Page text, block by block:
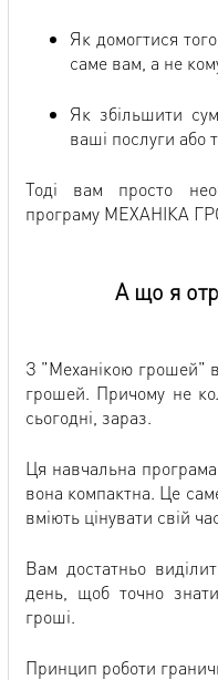
Як домогтися
саме вам, а не
Як збільшити
ваші послуги або
Тоді вам просто
програму МЕХАНІКА
А що я
З "Механікою грошей"
грошей. Причому не
сьогодні, зараз.
Ця навчальна
вона компактна. Це
вміють цінувати свій
Вам достатньо
день, щоб точно
гроші.
Принцип роботи